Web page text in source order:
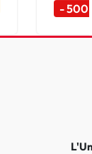
- 500 €